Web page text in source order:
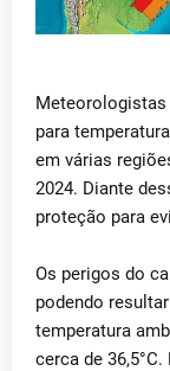
para
em várias
2024. Diante
proteção para
Os perigos do
podendo
temperatura
cerca de